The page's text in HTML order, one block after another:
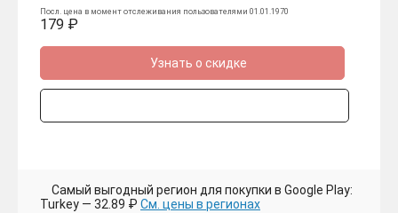
Посл. цена в момент отслеживания пользователями 01.01.1970
179 ₽
Узнать о скидке
Самый выгодный регион для покупки в Google Play:
Turkey — 32.89 ₽ См. цены в регионах